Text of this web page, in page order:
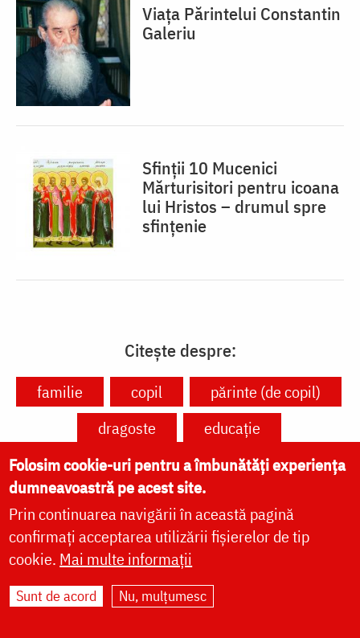
Viața Părintelui Constantin
Galeriu
Sfinții 10 Mucenici
Mărturisitori pentru icoana
lui Hristos – drumul spre
sfințenie
Citește despre:
familie copil
părinte (de copil)
dragoste
educație
responsabilitate
jertfă bucurie
VIAȚA BISERICII
CUVINTE DUHOVNICEȘTI
Folosim cookie-uri pentru a îmbunătăți experiența
dumneavoastră pe acest site.
Prin continuarea navigării în această pagină
confirmați acceptarea utilizării fișierelor de tip
cookie. Mai multe informații
Sunt de acord Nu, mulțumesc